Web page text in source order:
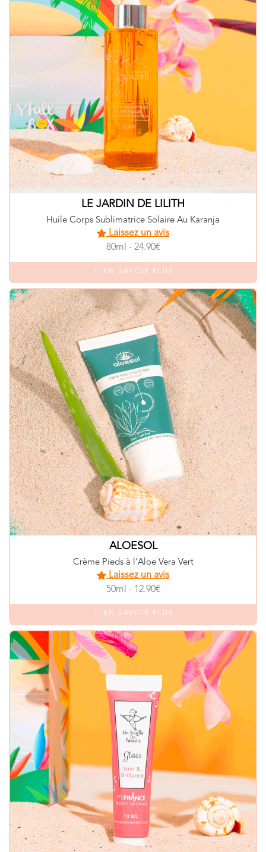
LE JARDIN DE LILITH
Huile Corps Sublimatrice Solaire Au Karanja
Laissez un avis
80ml - 24.90€
EN SAVOIR PLUS
ALOESOL
Crème Pieds à l'Aloe Vera Vert
Laissez un avis
50ml - 12.90€
EN SAVOIR PLUS